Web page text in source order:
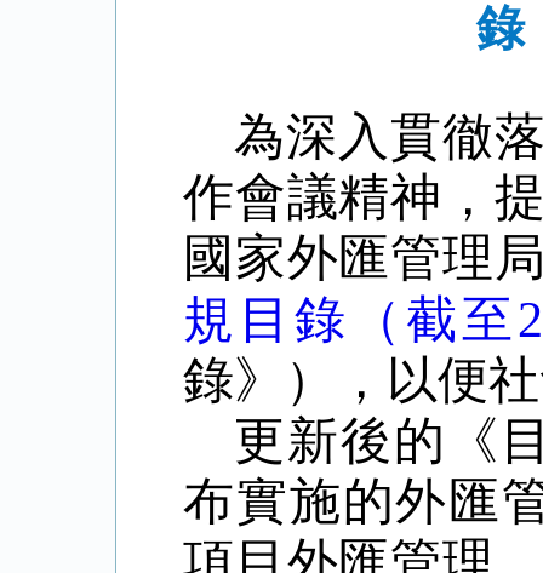
錄
為深入貫徹
作會議精神，
國家外匯管理
規目錄（截至
錄》），以便
更新後的《
布實施的外匯